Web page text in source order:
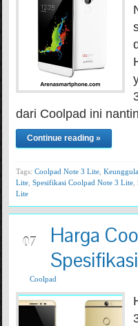
dari Coolpad ini
Continue reading »
Tags: Coolpad Note 3 Lite,
Lite, Spesifikasi Coolpad Note 3 Lite,
Lite
07
Harga
Coolpad